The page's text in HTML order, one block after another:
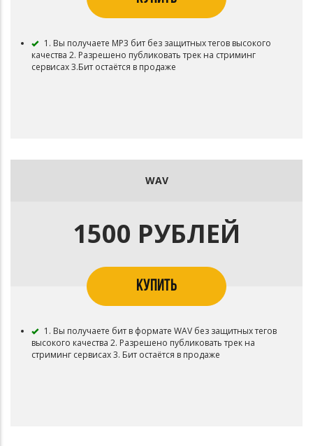
1. Вы получаете MP3 бит без защитных тегов высокого
качества 2. Разрешено публиковать трек на стриминг
сервисах 3.Бит остаётся в продаже
WAV
1500 РУБЛЕЙ
КУПИТЬ
1. Вы получаете бит в формате WAV без защитных тегов
высокого качества 2. Разрешено публиковать трек на
стриминг сервисах 3. Бит остаётся в продаже